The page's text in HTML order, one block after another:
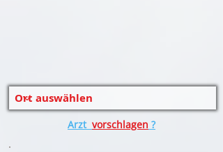
Arzt vorschlagen ?